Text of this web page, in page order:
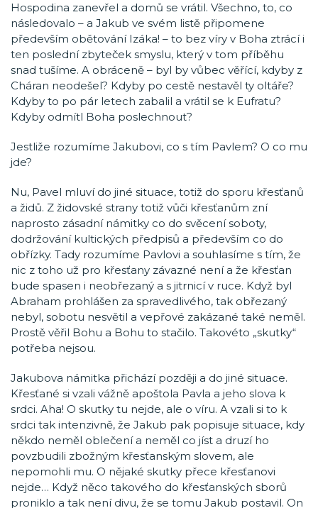
Hospodina zanevřel a domů se vrátil. Všechno, to, co
následovalo – a Jakub ve svém listě připomene
především obětování Izáka! – to bez víry v Boha ztrácí i
ten poslední zbyteček smyslu, který v tom příběhu
snad tušíme. A obráceně – byl by vůbec věřící, kdyby z
Cháran neodešel? Kdyby po cestě nestavěl ty oltáře?
Kdyby to po pár letech zabalil a vrátil se k Eufratu?
Kdyby odmítl Boha poslechnout?
Jestliže rozumíme Jakubovi, co s tím Pavlem? O co mu
jde?
Nu, Pavel mluví do jiné situace, totiž do sporu křesťanů
a židů. Z židovské strany totiž vůči křesťanům zní
naprosto zásadní námitky co do svěcení soboty,
dodržování kultických předpisů a především co do
obřízky. Tady rozumíme Pavlovi a souhlasíme s tím, že
nic z toho už pro křesťany závazné není a že křesťan
bude spasen i neobřezaný a s jitrnicí v ruce. Když byl
Abraham prohlášen za spravedlivého, tak obřezaný
nebyl, sobotu nesvětil a vepřové zakázané také neměl.
Prostě věřil Bohu a Bohu to stačilo. Takovéto „skutky“
potřeba nejsou.
Jakubova námitka přichází později a do jiné situace.
Křesťané si vzali vážně apoštola Pavla a jeho slova k
srdci. Aha! O skutky tu nejde, ale o víru. A vzali si to k
srdci tak intenzivně, že Jakub pak popisuje situace, kdy
někdo neměl oblečení a neměl co jíst a druzí ho
povzbudili zbožným křesťanským slovem, ale
nepomohli mu. O nějaké skutky přece křesťanovi
nejde… Když něco takového do křesťanských sborů
proniklo a tak není divu, že se tomu Jakub postavil. On